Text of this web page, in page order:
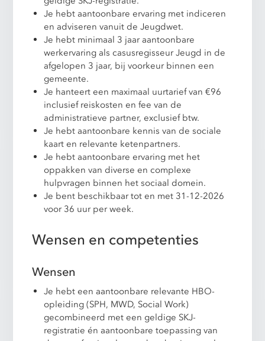
Je hebt aantoonbare ervaring met indiceren
en adviseren vanuit de Jeugdwet.
Je hebt minimaal 3 jaar aantoonbare
werkervaring als casusregisseur Jeugd in de
afgelopen 3 jaar, bij voorkeur binnen een
gemeente.
Je hanteert een maximaal uurtarief van €96
inclusief reiskosten en fee van de
administratieve partner, exclusief btw.
Je hebt aantoonbare kennis van de sociale
kaart en relevante ketenpartners.
Je hebt aantoonbare ervaring met het
oppakken van diverse en complexe
hulpvragen binnen het sociaal domein.
Je bent beschikbaar tot en met 31-12-2026
voor 36 uur per week.
Wensen en competenties
Wensen
Je hebt een aantoonbare relevante HBO-
opleiding (SPH, MWD, Social Work)
gecombineerd met een geldige SKJ-
registratie én aantoonbare toepassing van